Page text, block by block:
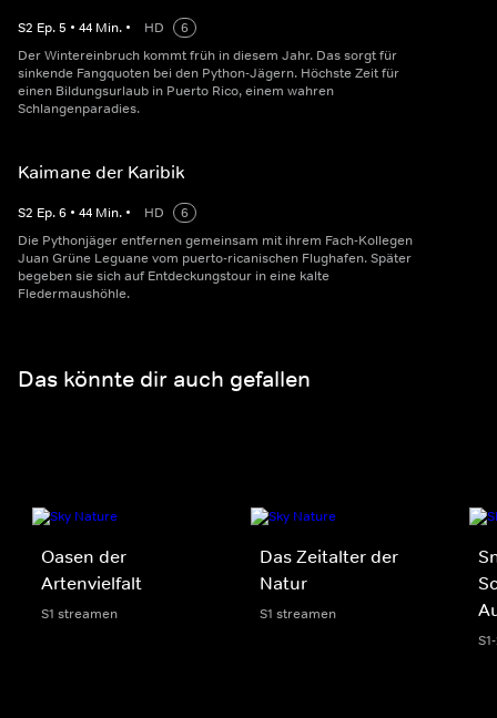
S2 Ep.5 • 44 Min. • HD
6
Der Wintereinbruch kommt früh in diesem Jahr. Das sorgt für
sinkende Fangquoten bei den Python-Jägern. Höchste Zeit für
einen Bildungsurlaub in Puerto Rico, einem wahren
Schlangenparadies.
Kaimane der Karibik
S2 Ep.6 • 44 Min. • HD
6
Die Pythonjäger entfernen gemeinsam mit ihrem Fach-Kollegen
Juan Grüne Leguane vom puerto-ricanischen Flughafen. Später
begeben sie sich auf Entdeckungstour in eine kalte
Fledermaushöhle.
Das könnte dir auch gefallen
Oasen der
Artenvielfalt
S1 streamen
Das Zeitalter der
Natur
S1 streamen